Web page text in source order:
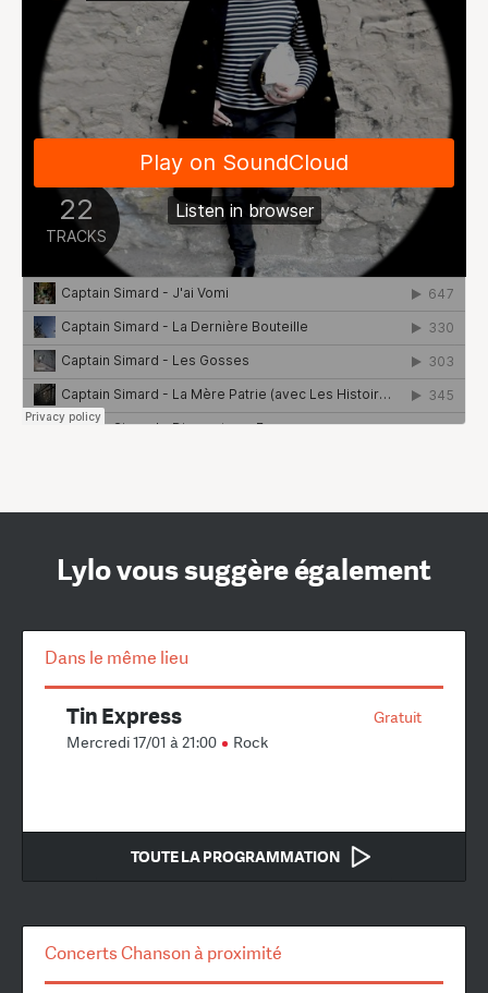
Lylo vous suggère également
Dans le même lieu
Gratuit
Tin Express
Mercredi 17/01 à 21:00 Rock
TOUTE LA PROGRAMMATION
Concerts Chanson à proximité